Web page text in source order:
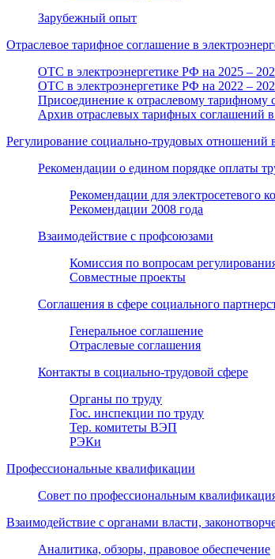
Зарубежный опыт
Отраслевое тарифное соглашение в
ОТС в электроэнергетике РФ на 2025 –
ОТС в электроэнергетике РФ на 2022 –
Присоединение к отраслевому
Архив отраслевых тарифных соглашений
Регулирование социально-трудовых отношений
Рекомендации о едином порядке оплаты
Рекомендации для электросетевого
Рекомендации 2008 года
Взаимодействие с профсоюзами
Комиссия по вопросам
Совместные проекты
Соглашения в сфере социального
Генеральное соглашение
Отраслевые соглашения
Контакты в социально-трудовой сфере
Органы по труду
Гос. инспекции по труду
Тер. комитеты ВЭП
РЭКи
Профессиональные квалификации
Совет по профессиональным
Взаимодействие с органами власти,
Аналитика, обзоры, правовое обеспечение